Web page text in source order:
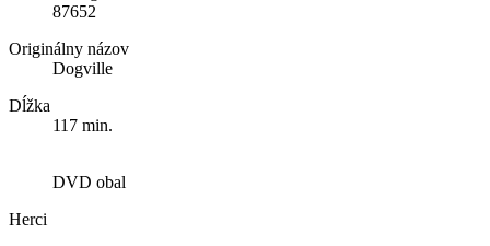
87652
Originálny názov
Dogville
Dĺžka
117 min.
DVD obal
Herci